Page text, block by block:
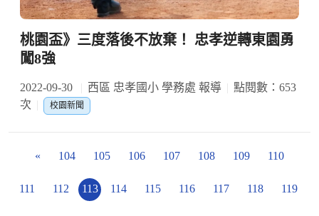
桃園盃》三度落後不放棄！ 忠孝逆轉東園勇
闖8強
2022-09-30 西區 忠孝國小 學務處 報導
點閱數：653
次
校園新聞
« 104 105 106 107 108 109 110
111 112 113 114 115 116 117 118 119